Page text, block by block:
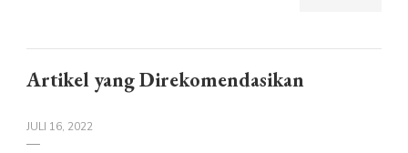
Artikel yang Direkomendasikan
JULI 16, 2022